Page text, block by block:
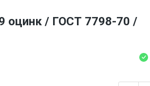
оцинк / ГОСТ 7798-70 /